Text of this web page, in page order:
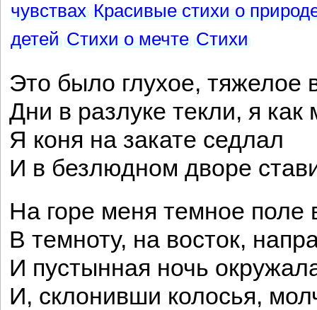
чувствах Красивые стихи о
детей Стихи о мечте Стихи
Это было глухое, тяжелое
Дни в разлуке текли, я
Я коня на закате седлал
И в безлюдном дворе
На горе меня темное поле
В темноту, на восток,
И пустынная ночь
И, склонивши колосья,